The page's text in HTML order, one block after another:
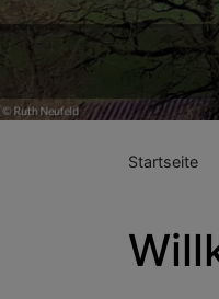
Startseite